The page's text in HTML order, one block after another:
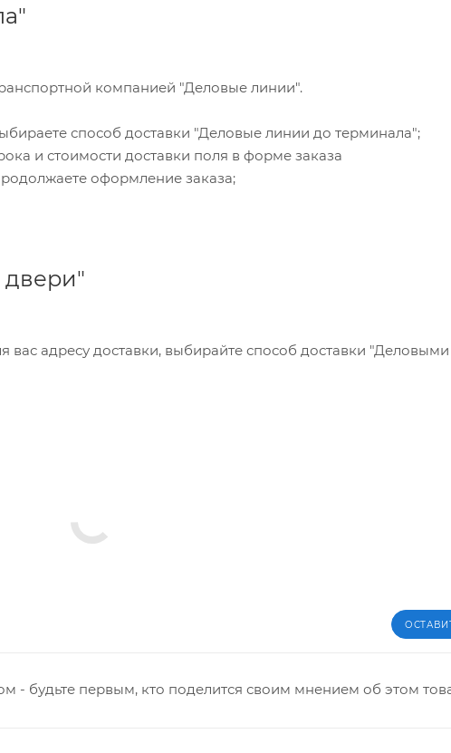
компанией "Деловые линии".
способ доставки "Деловые линии до терминала";
и стоимости доставки поля в форме заказа
оформление заказа;
двери"
вас адресу доставки, выбирайте способ доставки
- будьте первым, кто поделится своим мнением об этом